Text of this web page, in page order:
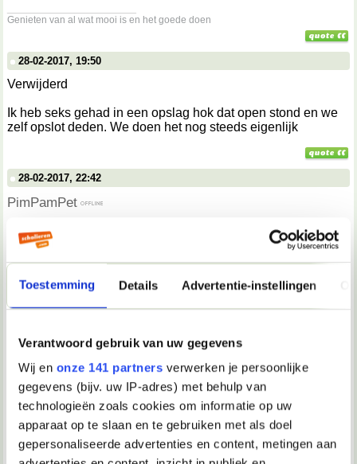
Toestemming Details Advertentie-instellingen
Verantwoord gebruik van uw gegevens
Wij en onze 141 partners verwerken je persoonlijke
gegevens (bijv. uw IP-adres) met behulp van
technologieën zoals cookies om informatie op uw
apparaat op te slaan en te gebruiken met als doel
gepersonaliseerde advertenties en content, metingen aan
Genieten van al wat mooi is en het goede doen
28-02-2017, 19:50
Verwijderd
Ik heb seks gehad in een opslag hok dat open stond en we
zelf opslot deden. We doen het nog steeds eigenlijk
28-02-2017, 22:42
PimPamPet
Nice
02-03-2017, 14:39
Bengel
Toen ik 11 jaar was vrij vaak na het zwemmen, op het terras
achter de tafel zittend. Onder het kijken naar meisjes die
toevallig op een nabij geplaatste bank gingen zitten..
Soms kwam ik daarbij alleen al bij fantasie klaar. Of via een
gat in mijn broekzak de eikel te strelen.
06-03-2017, 17:00